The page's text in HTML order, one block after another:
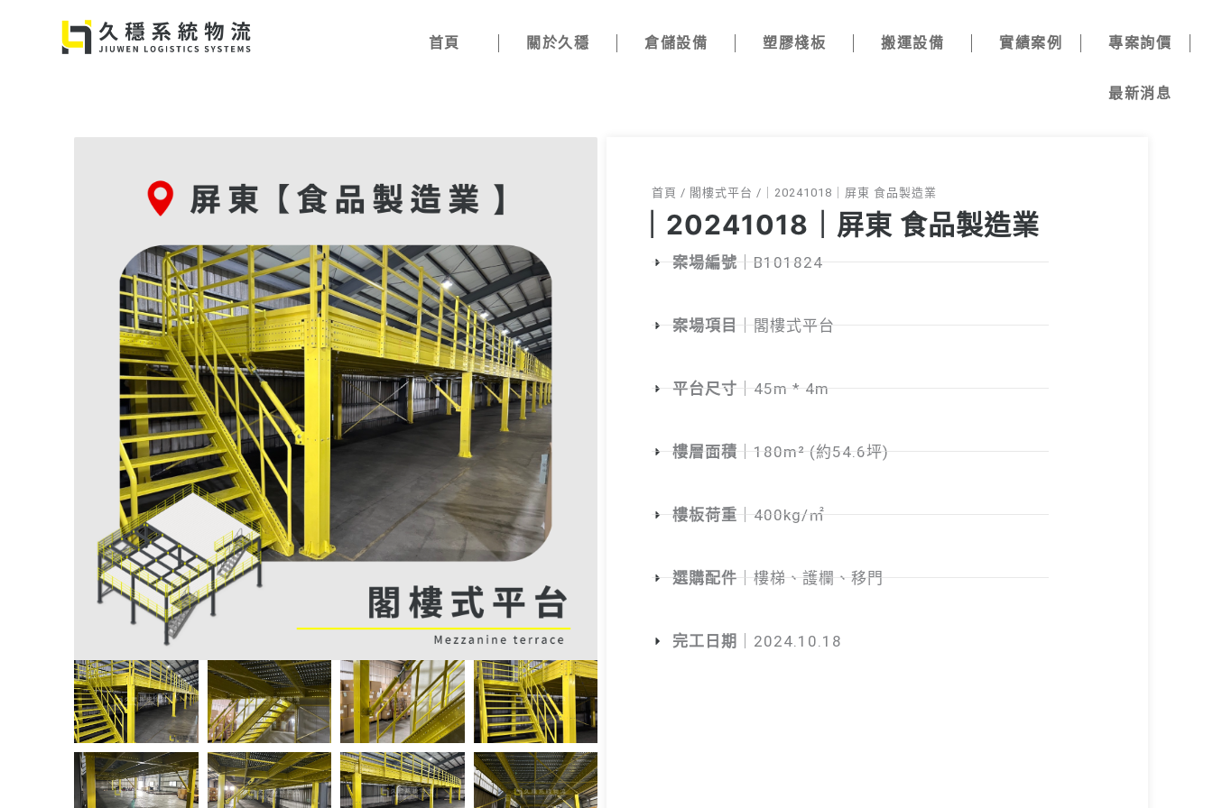
首頁 關於久穩 倉儲設備 塑膠棧板 搬運設備 實績案例 專案詢價
最新消息
首頁 / 閣樓式平台 /｜20241018｜屏東 食品製造業
｜20241018｜屏東 食品製造業
案場編號 ｜B101824
案場項目 ｜閣樓式平台
平台尺寸 ｜45m * 4m
樓層面積 ｜180m² (約54.6坪)
樓板荷重 ｜400kg/㎡
選購配件 ｜樓梯、護欄、移門
完工日期 ｜2024.10.18